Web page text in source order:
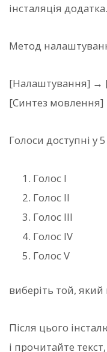
інсталяція додатка.
Метод
[Налаштування] →
[Синтез мовлення]
Голоси доступні у
Голос I
Голос II
Голос III
Голос IV
Голос V
виберіть той,
Після цього
і прочитайте